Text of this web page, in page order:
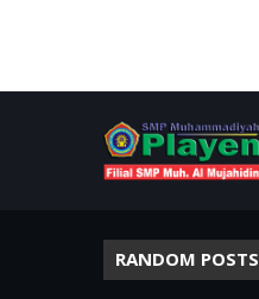
RANDOM POSTS